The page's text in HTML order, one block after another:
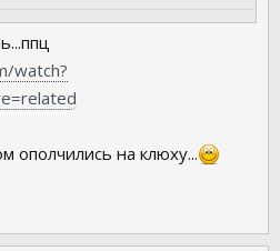
watch?
ополчились на клюху...